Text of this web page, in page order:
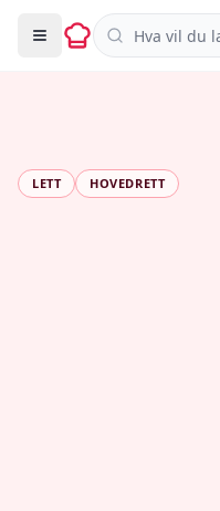
Søk i oppskrifter
LETT HOVEDRETT